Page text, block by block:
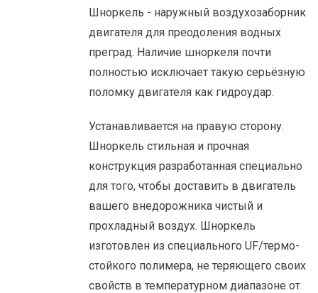
Шноркель - наружный воздухозаборник
двигателя для преодоления водных
преград. Наличие шноркеля почти
полностью исключает такую cерьёзную
поломку двигателя как гидроудар.
Устанавливается на правую сторону.
Шноркель стильная и прочная
конструкция разработанная специально
для того, чтобы доставить в двигатель
вашего внедорожника чистый и
прохладный воздух. Шноркель
изготовлен из специального UF/термо-
стойкого полимера, не теряющего своих
свойств в температурном диапазоне от